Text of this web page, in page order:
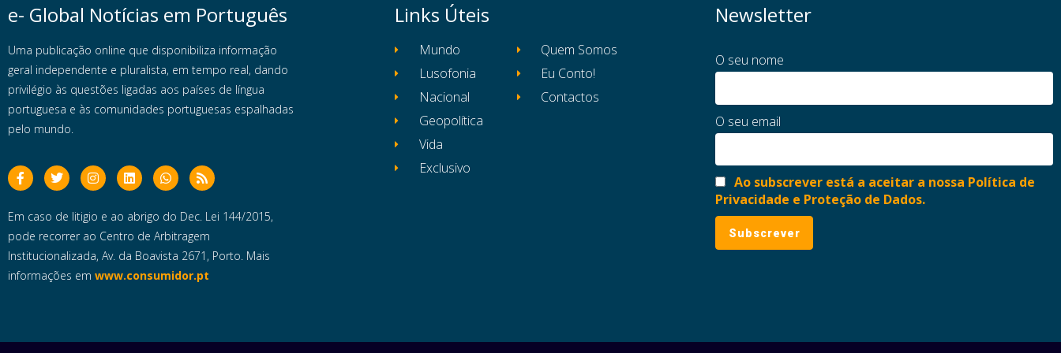
e- Global Notícias em Português
Uma publicação online que disponibiliza informação
geral independente e pluralista, em tempo real, dando
privilégio às questões ligadas aos países de língua
portuguesa e às comunidades portuguesas espalhadas
pelo mundo.
Em caso de litigio e ao abrigo do Dec. Lei 144/2015,
pode recorrer ao Centro de Arbitragem
Institucionalizada, Av. da Boavista 2671, Porto. Mais
informações em www.consumidor.pt
Links Úteis
Mundo
Lusofonia
Nacional
Geopolítica
Vida
Exclusivo
Quem Somos
Eu Conto!
Contactos
Newsletter
O seu nome
O seu email
Ao subscrever está a aceitar a nossa Política de
Privacidade e Proteção de Dados.